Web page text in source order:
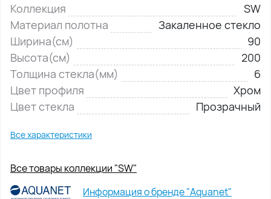
Коллекция
SW
Материал полотна
Закаленное стекло
Ширина(см)
90
Высота(см)
200
Толщина стекла(мм)
6
Цвет профиля
Хром
Цвет стекла
Прозрачный
Все характеристики
Все товары коллекции "SW"
Информация о бренде "Aquanet"